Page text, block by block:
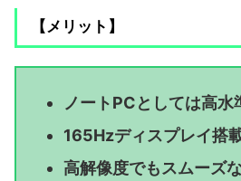
【メリット】
ノートPCとしては高水
165Hzディスプレイ搭
高解像度でもスムーズ